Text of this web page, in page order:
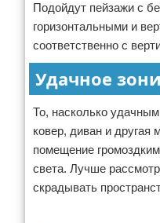
Подойдут пейзажи с
горизонтальными и
соответственно с
Удачное
То, насколько
ковер, диван и
помещение
света. Лучше
скрадывать